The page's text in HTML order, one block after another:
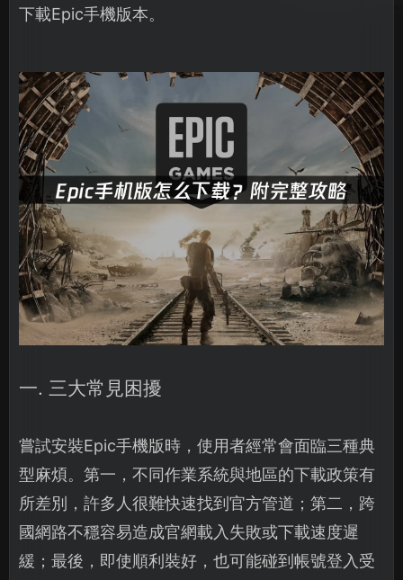
下載Epic手機版本。
一. 三大常見困擾
嘗試安裝Epic手機版時，使用者經常會面臨三種典
型麻煩。第一，不同作業系統與地區的下載政策有
所差別，許多人很難快速找到官方管道；第二，跨
國網路不穩容易造成官網載入失敗或下載速度遲
緩；最後，即使順利裝好，也可能碰到帳號登入受